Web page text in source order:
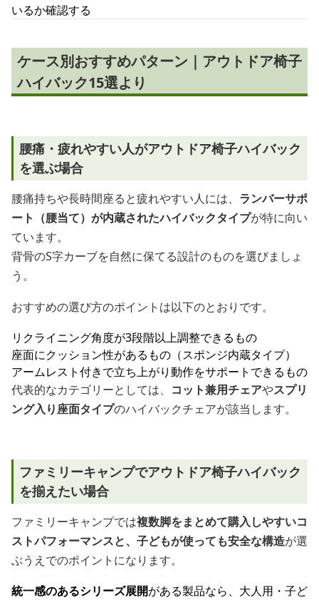
いるか確認する
ケース別おすすめパターン｜アウトドア椅子
ハイバック15選より
腰痛・疲れやすい人がアウトドア椅子ハイバック
を選ぶ場合
腰痛持ちや長時間座ると疲れやすい人には、 ランバーサポ
ート（腰当て）が内蔵されたハイバックタイプが特に向い
ています。
背骨のS字カーブを自然に保てる設計のものを選びましょ
う。
おすすめの選び方のポイントは以下のとおりです。
リクライニング角度が3段階以上調整できるもの
座面にクッション性があるもの（スポンジ内蔵タイプ）
アームレスト付きで立ち上がり動作をサポートできるもの
代表的なカテゴリーとしては、 コット兼用チェアやスプリ
ング入り座面タイプのハイバックチェアが該当します。
ファミリーキャンプでアウトドア椅子ハイバック
を揃えたい場合
ファミリーキャンプでは複数脚をまとめて購入しやすいコ
ストパフォーマンスと、子どもが使っても安全な構造が選
ぶうえでのポイントになります。
統一感のあるシリーズ展開がある製品なら、大人用・子ど